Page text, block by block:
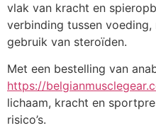
vlak van kracht en
verbinding tussen
gebruik van steroïden.
Met een bestelling van
https://
lichaam, kracht en
risico’s.